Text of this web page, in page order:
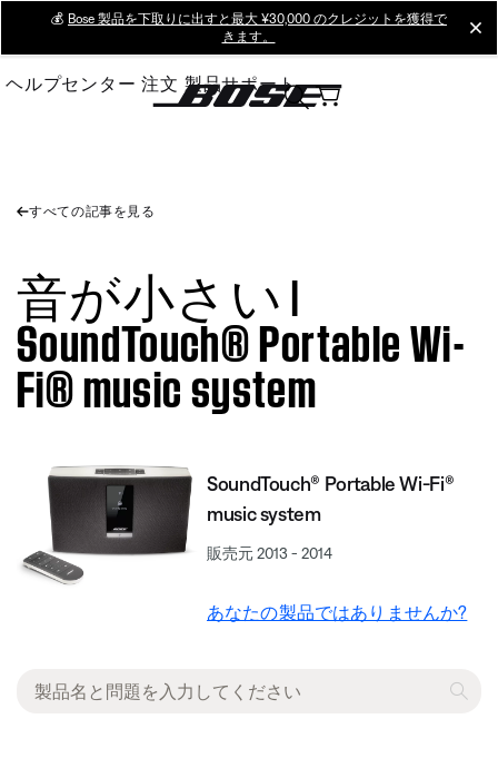
Main
💰 Bose 製品を下取りに出すと最大 ¥30,000 のクレジットを獲得で
きます。
ヘルプセンター 注文 製品サポート
すべての記事を見る
音が小さい |
SoundTouch® Portable Wi-
Fi® music system
SoundTouch® Portable Wi-Fi®
music system
販売元 2013 - 2014
あなたの製品ではありませんか?